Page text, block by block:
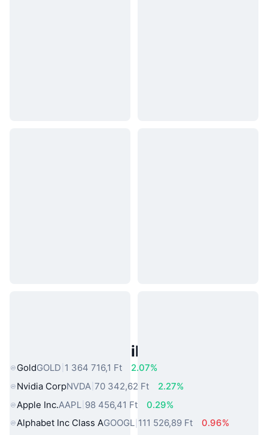
Népszerű Való Világbeli Eszközök
GoldGOLD 1 364 716,1 Ft
2.07%
Nvidia CorpNVDA 70 342,62 Ft
2.27%
Apple Inc.AAPL 98 456,41 Ft
0.29%
Alphabet Inc Class AGOOGL 111 526,89 Ft
0.96%